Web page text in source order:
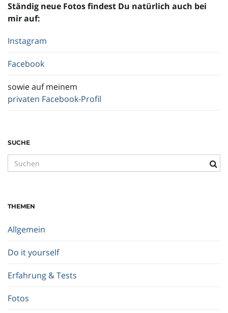
Ständig neue Fotos findest Du natürlich auch bei
mir auf:
Instagram
Facebook
sowie auf meinem
privaten Facebook-Profil
SUCHE
u
b
g
i
f
.
.
THEMEN
Allgemein
Do it yourself
Erfahrung & Tests
Fotos